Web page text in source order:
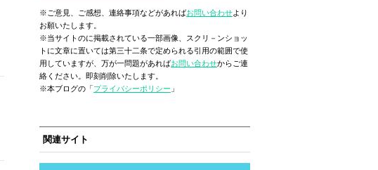
※ご意見、ご感想、連絡事項などがあればお問い合わせより
お願いたします。
※当サイトのに掲載されている一部画像、スクリ－ンショッ
トに文章に置いては第三十二条で定められる引用の範囲で使
用していますが、万が一問題があればお問い合わせからご連
絡ください。即刻削除いたします。
※本ブログの「プライバシーポリシー 」
関連サイト